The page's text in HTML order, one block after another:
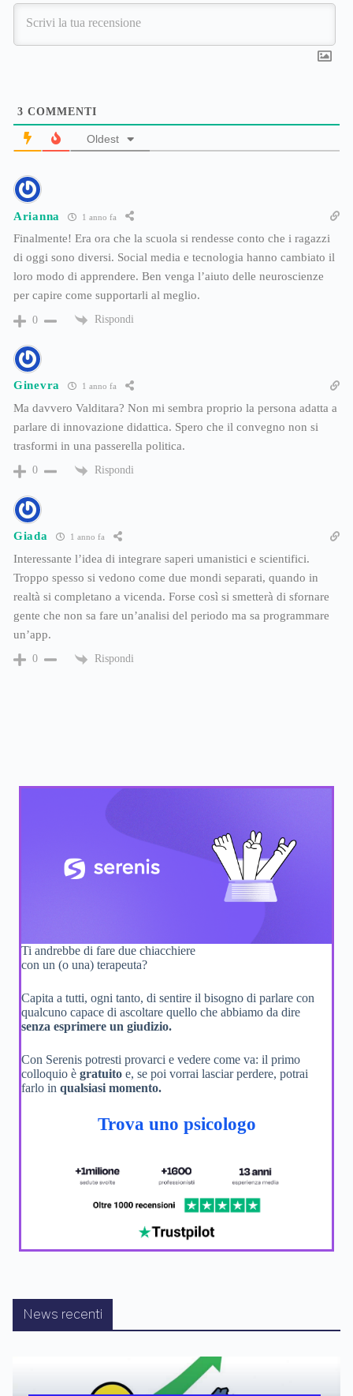
3 COMMENTI
Oldest
Arianna 1 anno fa
Finalmente! Era ora che la scuola si rendesse conto che i ragazzi
di oggi sono diversi. Social media e tecnologia hanno cambiato il
loro modo di apprendere. Ben venga l’aiuto delle neuroscienze
per capire come supportarli al meglio.
0 Rispondi
Ginevra 1 anno fa
Ma davvero Valditara? Non mi sembra proprio la persona adatta a
parlare di innovazione didattica. Spero che il convegno non si
trasformi in una passerella politica.
0 Rispondi
Giada 1 anno fa
Interessante l’idea di integrare saperi umanistici e scientifici.
Troppo spesso si vedono come due mondi separati, quando in
realtà si completano a vicenda. Forse così si smetterà di sfornare
gente che non sa fare un’analisi del periodo ma sa programmare
un’app.
0 Rispondi
Ti andrebbe di fare due chiacchiere
con un (o una) terapeuta?
Capita a tutti, ogni tanto, di sentire il bisogno di parlare con
qualcuno capace di ascoltare quello che abbiamo da dire
senza esprimere un giudizio.
Con Serenis potresti provarci e vedere come va: il primo
colloquio è gratuito e, se poi vorrai lasciar perdere, potrai
farlo in qualsiasi momento.
Trova uno psicologo
News recenti